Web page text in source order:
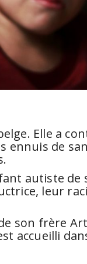
Elle a
ennuis de
autiste de
leur
son frère
accueilli